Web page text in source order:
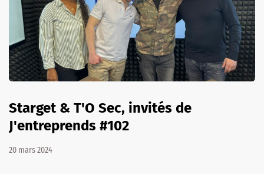
Starget & T'O Sec, invités de
J'entreprends #102
20 mars 2024